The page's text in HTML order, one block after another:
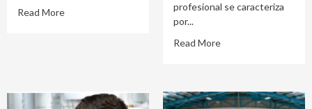
Read More
profesional se caracteriza
por...
Read More